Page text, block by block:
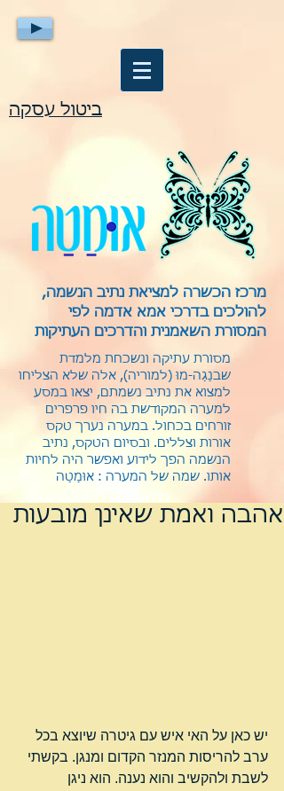
ביטול עסקה
מרכז הכשרה למציאת נתיב הנשמה,
להולכים בדרכי אמא אדמה לפי
המסורת השאמנית והדרכים העתיקות
מסורת עתיקה ונשכחת מלמדת
שבנַגַה-מוּ (למוריה), אלה שלא הצליחו
למצוא את נתיב נשמתם, יצאו במסע
למערה המקודשת בה חיו פרפרים
זורחים בכחול. במערה נערך טקס
אורות וצללים. ובסיום הטקס, נתיב
הנשמה הפך לידוע ואפשר היה לחיות
אותו. שמה של המערה : אוּמַטַה
אהבה ואמת שאינן מובעות
יש כאן על האי איש עם גיטרה שיוצא בכל
ערב להריסות המנזר הקדום ומנגן. בקשתי
לשבת ולהקשיב והוא נענה. הוא ניגן